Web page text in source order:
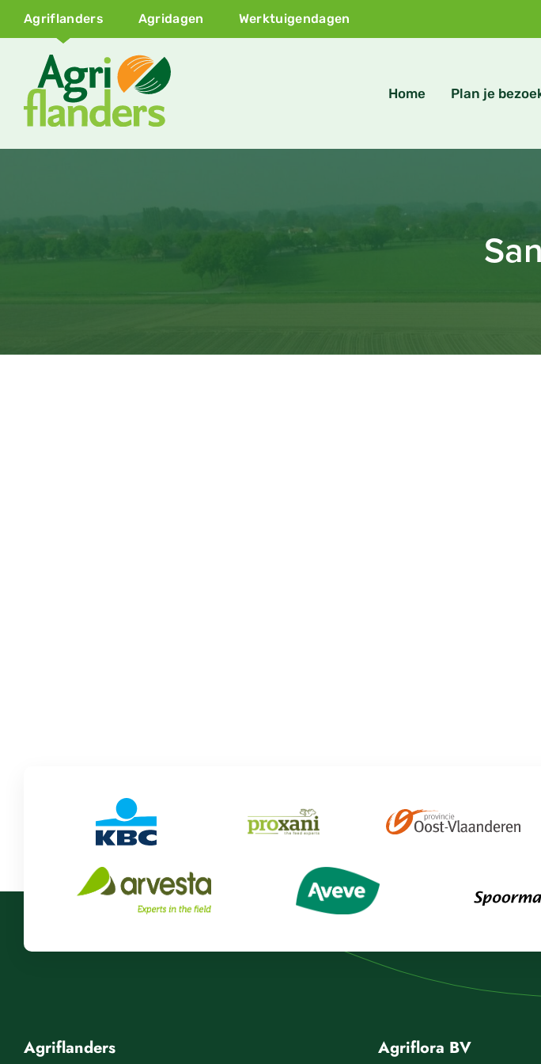
Agriflanders Agridagen Werktuigendagen
Home Plan je
Agriflanders Agriflora BV